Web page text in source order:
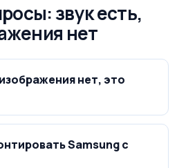
звук есть,
нет
нет, это
Samsung с